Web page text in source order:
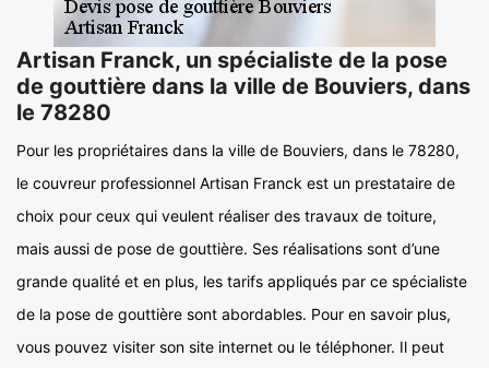
Artisan Franck, un spécialiste de la pose
de gouttière dans la ville de Bouviers, dans
le 78280
Pour les propriétaires dans la ville de Bouviers, dans le 78280,
le couvreur professionnel Artisan Franck est un prestataire de
choix pour ceux qui veulent réaliser des travaux de toiture,
mais aussi de pose de gouttière. Ses réalisations sont d’une
grande qualité et en plus, les tarifs appliqués par ce spécialiste
de la pose de gouttière sont abordables. Pour en savoir plus,
vous pouvez visiter son site internet ou le téléphoner. Il peut